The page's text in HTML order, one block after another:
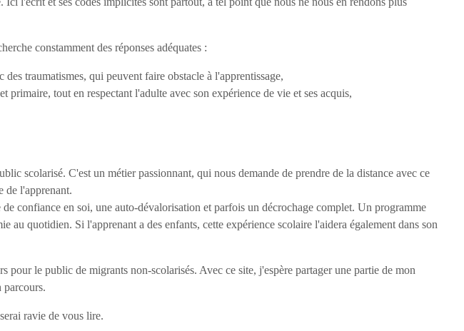
constamment des réponses adéquates :
traumatismes, qui peuvent faire obstacle à l'apprentissage,
primaire, tout en respectant l'adulte avec son expérience de vie et ses acquis,
scolarisé. C'est un métier passionnant, qui nous demande de prendre de la distance avec ce
de l'apprenant.
confiance en soi, une auto-dévalorisation et parfois un décrochage complet. Un programme
au quotidien. Si l'apprenant a des enfants, cette expérience scolaire l'aidera également dans son
le public de migrants non-scolarisés. Avec ce site, j'espère partager une partie de mon
parcours.
ravie de vous lire.